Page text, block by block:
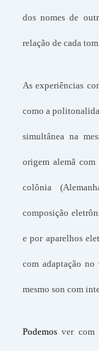
dos nomes de
relação de cada
As experiências
como a
simultânea na
origem alemã
colônia
composição
e por aparelhos
com adaptação no
mesmo son com
Podemos ver com